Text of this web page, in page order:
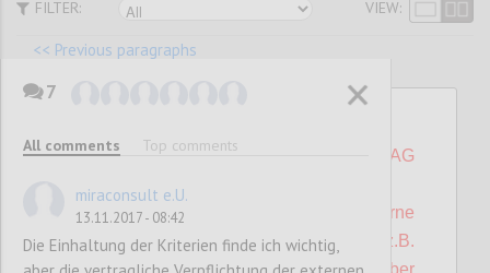
FILTER: VIEW:
<< Previous paragraphs
NEU: Externe Dienstleister
(nur BEH, TAG
Sind am Betriebsstandort externe
Dienstleister präsent (z.B.
Gastronomiebetriebe), so müssen diese über
7
All comments Top comments
miraconsult e.U.
13.11.2017 - 08:42
Die Einhaltung der Kriterien finde ich wichtig,